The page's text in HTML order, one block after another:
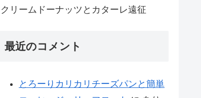
クリームドーナッツとカターレ遠征
最近のコメント
とろーりカリカリチーズパンと簡単